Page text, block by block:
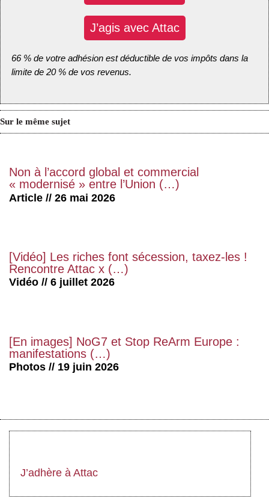
J’agis avec Attac
66 % de votre adhésion est déductible de vos impôts dans la
limite de 20 % de vos revenus.
Sur le même sujet
Non à l’accord global et commercial
« modernisé » entre l’Union (…)
Article // 26 mai 2026
[Vidéo] Les riches font sécession, taxez-les !
Rencontre Attac x (…)
Vidéo // 6 juillet 2026
[En images] NoG7 et Stop ReArm Europe :
manifestations (…)
Photos // 19 juin 2026
J’adhère à Attac